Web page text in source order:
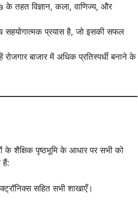
विज्ञान, कला, वाणिज्य, और
सहयोगात्मक प्रयास है, जो इसकी सफल
बाजार में अधिक प्रतिस्पर्धी बनाने के
के शैक्षिक पृष्ठभूमि के आधार पर सभी को
हैं:
सहित सभी शाखाएँ।